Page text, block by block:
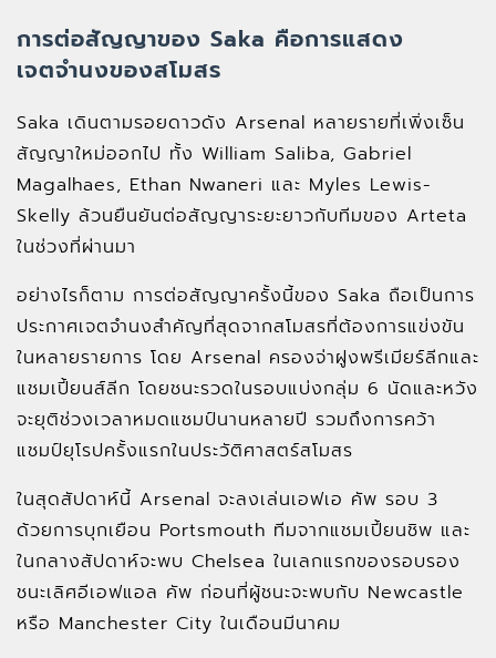
การต่อสัญญาของ Saka คือการแสดง
เจตจำนงของสโมสร
Saka เดินตามรอยดาวดัง Arsenal หลายรายที่เพิ่งเซ็น
สัญญาใหม่ออกไป ทั้ง William Saliba, Gabriel
Magalhaes, Ethan Nwaneri และ Myles Lewis-
Skelly ล้วนยืนยันต่อสัญญาระยะยาวกับทีมของ Arteta
ในช่วงที่ผ่านมา
อย่างไรก็ตาม การต่อสัญญาครั้งนี้ของ Saka ถือเป็นการ
ประกาศเจตจำนงสำคัญที่สุดจากสโมสรที่ต้องการแข่งขัน
ในหลายรายการ โดย Arsenal ครองจ่าฝูงพรีเมียร์ลีกและ
แชมเปี้ยนส์ลีก โดยชนะรวดในรอบแบ่งกลุ่ม 6 นัดและหวัง
จะยุติช่วงเวลาหมดแชมป์นานหลายปี รวมถึงการคว้า
แชมป์ยุโรปครั้งแรกในประวัติศาสตร์สโมสร
ในสุดสัปดาห์นี้ Arsenal จะลงเล่นเอฟเอ คัพ รอบ 3
ด้วยการบุกเยือน Portsmouth ทีมจากแชมเปี้ยนชิพ และ
ในกลางสัปดาห์จะพบ Chelsea ในเลกแรกของรอบรอง
ชนะเลิศอีเอฟแอล คัพ ก่อนที่ผู้ชนะจะพบกับ Newcastle
หรือ Manchester City ในเดือนมีนาคม